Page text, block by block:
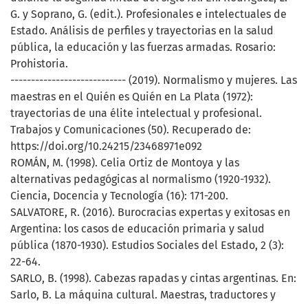
G. y Soprano, G. (edit.). Profesionales e intelectuales de
Estado. Análisis de perfiles y trayectorias en la salud
pública, la educación y las fuerzas armadas. Rosario:
Prohistoria.
---------------------------- (2019). Normalismo y mujeres. Las
maestras en el Quién es Quién en La Plata (1972):
trayectorias de una élite intelectual y profesional.
Trabajos y Comunicaciones (50). Recuperado de:
https://doi.org/10.24215/23468971e092
ROMÁN, M. (1998). Celia Ortiz de Montoya y las
alternativas pedagógicas al normalismo (1920-1932).
Ciencia, Docencia y Tecnología (16): 171-200.
SALVATORE, R. (2016). Burocracias expertas y exitosas en
Argentina: los casos de educación primaria y salud
pública (1870-1930). Estudios Sociales del Estado, 2 (3):
22-64.
SARLO, B. (1998). Cabezas rapadas y cintas argentinas. En:
Sarlo, B. La máquina cultural. Maestras, traductores y